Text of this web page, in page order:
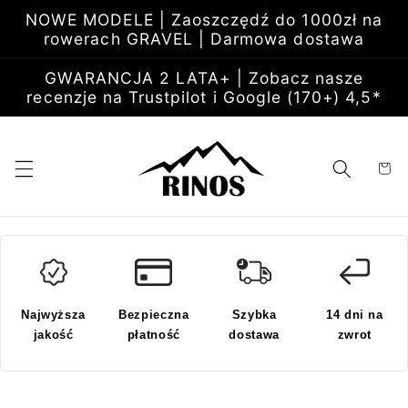
do
treści
NOWE MODELE | Zaoszczędź do 1000zł na
rowerach GRAVEL | Darmowa dostawa
GWARANCJA 2 LATA+ | Zobacz nasze
recenzje na Trustpilot i Google (170+) 4,5*
Koszyk
Najwyższa
jakość
Bezpieczna
płatność
Szybka
dostawa
14 dni na
zwrot